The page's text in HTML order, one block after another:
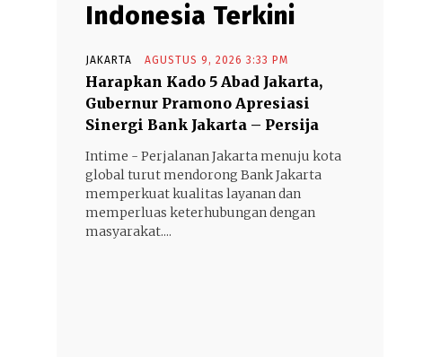
Indonesia Terkini
JAKARTA AGUSTUS 9, 2026 3:33 PM
Harapkan Kado 5 Abad Jakarta,
Gubernur Pramono Apresiasi
Sinergi Bank Jakarta – Persija
Intime - Perjalanan Jakarta menuju kota
global turut mendorong Bank Jakarta
memperkuat kualitas layanan dan
memperluas keterhubungan dengan
masyarakat....